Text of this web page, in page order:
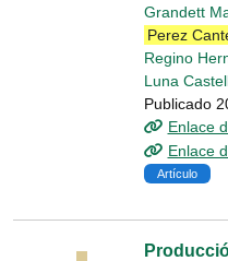
Grandett
Perez
Regino
Luna
Publicado
Enlace
Enlace
Artículo